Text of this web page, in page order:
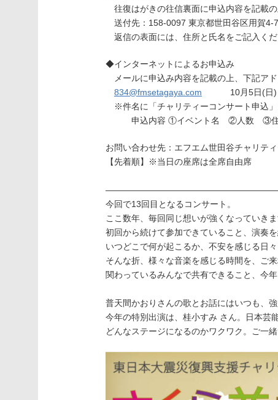
往復はがきの往信裏面に申込内容を記載
送付先：158-0097 東京都世田谷区用賀
返信の表面には、住所と氏名をご記入く
◆インターネットによるお申込み
メールに申込み内容を記載の上、下記アド
834@fmsetagaya.com 10月5日(日)
※件名に「チャリティーコンサート申込」
申込内容 ①イベント名 ②人数 ③住
お問い合わせ先：エフエム世田谷チャリテ
【先着順】※当日の座席は全席自由席
今回で13回目となるコンサート。
ここ数年、毎回同じ想いが強くなっていきま
初回から続けて参加できていること、演奏
いつどこで何が起こるか、不安を感じる日
そんな折、様々な音楽を感じる時間を、ご
関わっているみんなで共有できること、今
普天間かおりさんの歌とお話にはいつも、強
今年の特別出演は、桂小すみ さん。日本芸
どんなステージになるのかワクワク。ご一